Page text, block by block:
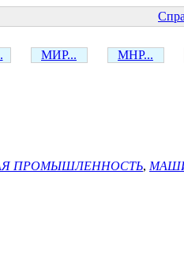
МИР... МНР...
ПРОМЫШЛЕННОСТЬ,